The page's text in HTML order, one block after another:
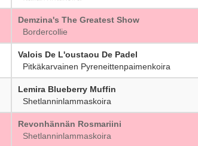
Demzina's The Greatest Show
Bordercollie
Valois De L'oustaou De Padel
Pitkäkarvainen Pyreneittenpaimenkoira
Lemira Blueberry Muffin
Shetlanninlammaskoira
Revonhännän Rosmariini
Shetlanninlammaskoira